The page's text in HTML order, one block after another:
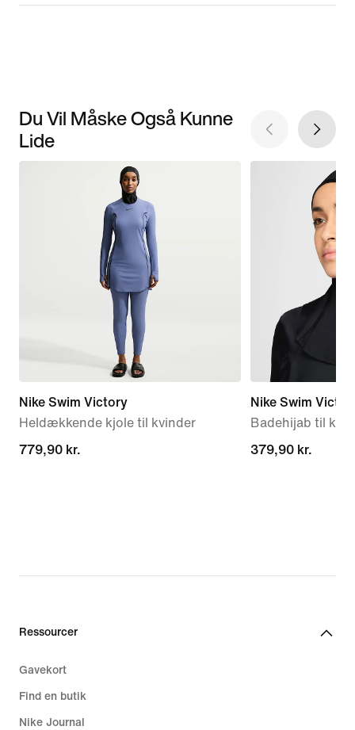
Du Vil Måske Også Kunne
Lide
Nike Swim Victory
Heldækkende kjole til kvinder
779,90 kr.
779,90 kr.
Nike Swim
Badehijab til
379,90 kr.
379,90 kr.
Ressourcer
Gavekort
Find en butik
Nike Journal